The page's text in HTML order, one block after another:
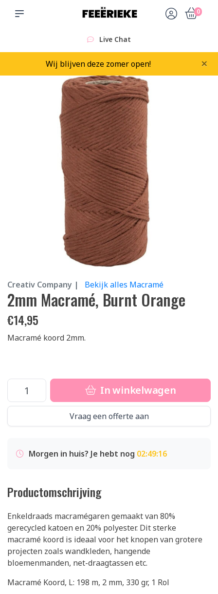
0
Live Chat
Wij blijven deze zomer open! ×
Creativ Company | Bekijk alles Macramé
2mm Macramé, Burnt Orange
€14,95
Macramé koord 2mm.
In winkelwagen
Vraag een offerte aan
Morgen in huis? Je hebt nog 02:49:16
Productomschrijving
Enkeldraads macramégaren gemaakt van 80%
gerecycled katoen en 20% polyester. Dit sterke
macramé koord is ideaal voor het knopen van grotere
projecten zoals wandkleden, hangende
bloemenmanden, net-draagtassen etc.
Macramé Koord, L: 198 m, 2 mm, 330 gr, 1 Rol